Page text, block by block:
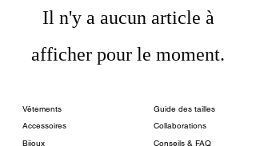
Il n'y a aucun article à
afficher pour le moment.
Vêtements
Accessoires
Bijoux
Guide des tailles
Collaborations
Conseils & FAQ